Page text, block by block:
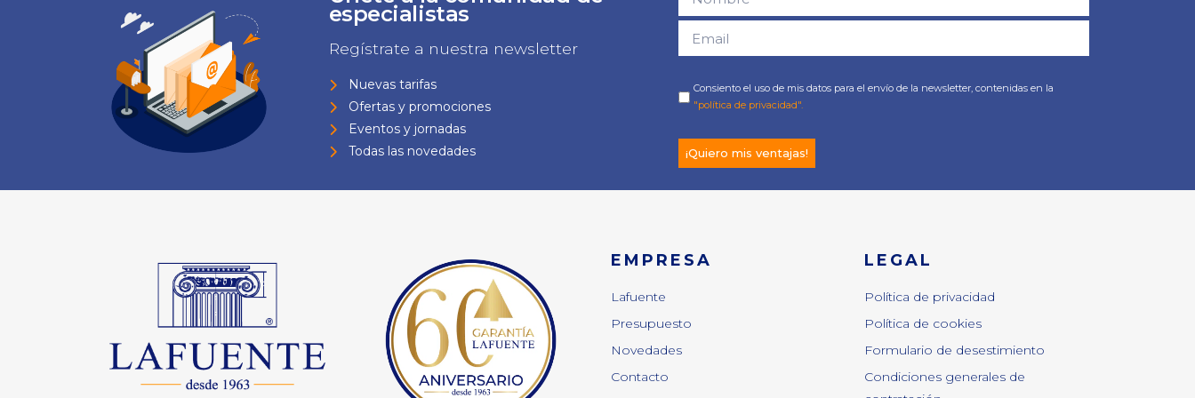
especialistas
Regístrate a nuestra newsletter
Nuevas tarifas
Ofertas y promociones
Eventos y jornadas
Todas las novedades
Consiento el uso de mis datos para el envío de la newsletter, contenidas en la
"política de privacidad".
¡Quiero mis ventajas!
EMPRESA
Lafuente
Presupuesto
Novedades
Contacto
LEGAL
Política de privacidad
Política de cookies
Formulario de desestimiento
Condiciones generales de